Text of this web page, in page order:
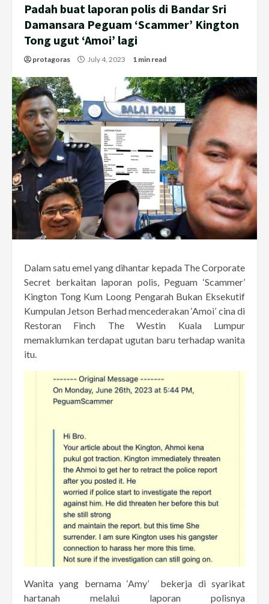
Padah buat laporan polis di Bandar Sri
Damansara Peguam ‘Scammer’ Kington
Tong ugut ‘Amoi’ lagi
protagoras July 4, 2023 1 min read
Dalam satu emel yang dihantar kepada The Corporate
Secret berkaitan laporan polis, Peguam ‘Scammer’
Kington Tong Kum Loong Pengarah Bukan Eksekutif
Kumpulan Jetson Berhad mencederakan ‘Amoi’ cina di
Restoran Finch The Westin Kuala Lumpur
memaklumkan terdapat ugutan baru terhadap wanita
itu.
Wanita yang bernama ‘Amy’ bekerja di syarikat
hartanah melalui laporan polisnya